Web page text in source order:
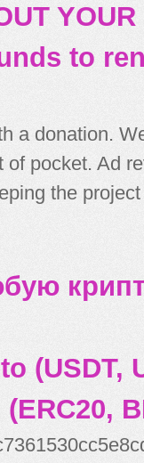
to
a donation.
pocket. Ad
the
(USDT,